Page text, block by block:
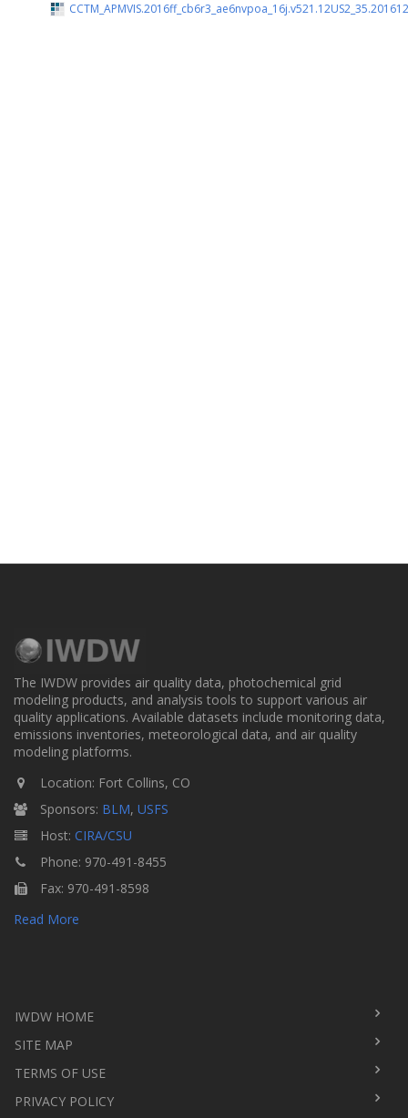
The IWDW provides air quality data, photochemical grid
modeling products, and analysis tools to support various air
quality applications. Available datasets include monitoring data,
emissions inventories, meteorological data, and air quality
modeling platforms.
Location: Fort Collins, CO
Sponsors: BLM, USFS
Host: CIRA/CSU
Phone: 970-491-8455
Fax: 970-491-8598
Read More
IWDW HOME
SITE MAP
TERMS OF USE
PRIVACY POLICY